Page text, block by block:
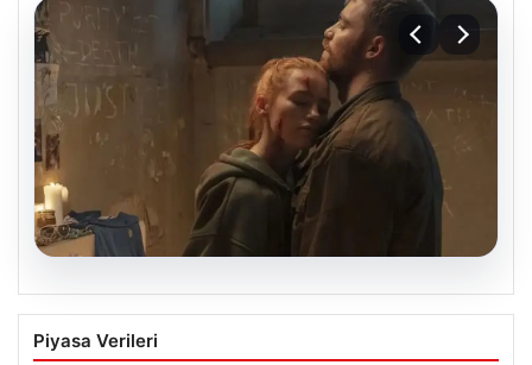
06.08.2026
Sinemalarda bu hafta: 6 film
sinemaseverlerle buluşacak
Piyasa Verileri